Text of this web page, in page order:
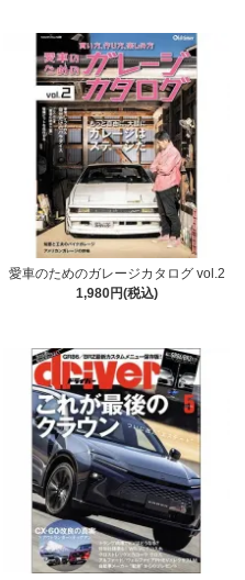
愛車のためのガレージカタログ vol.2
1,980円(税込)